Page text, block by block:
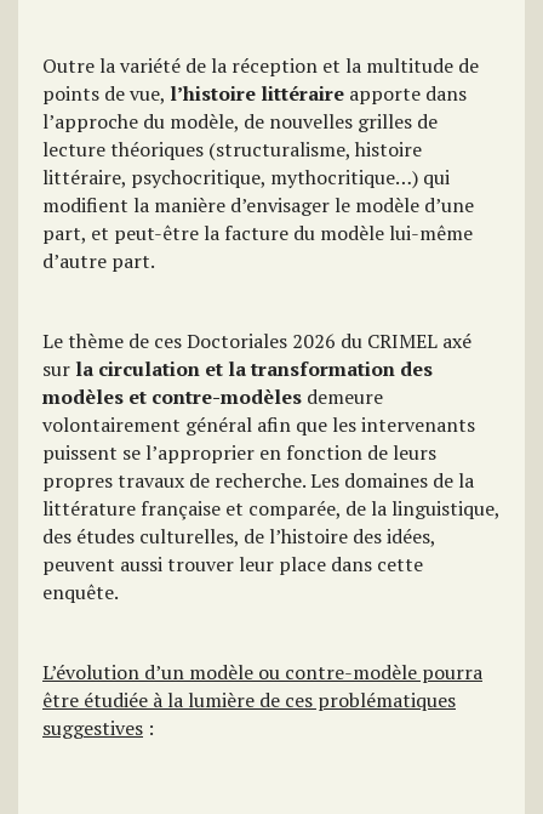
Outre la variété de la réception et la multitude de
points de vue, l’histoire littéraire apporte dans
l’approche du modèle, de nouvelles grilles de
lecture théoriques (structuralisme, histoire
littéraire, psychocritique, mythocritique…) qui
modifient la manière d’envisager le modèle d’une
part, et peut-être la facture du modèle lui-même
d’autre part.
Le thème de ces Doctoriales 2026 du CRIMEL axé
sur la circulation et la transformation des
modèles et contre-modèles demeure
volontairement général afin que les intervenants
puissent se l’approprier en fonction de leurs
propres travaux de recherche. Les domaines de la
littérature française et comparée, de la linguistique,
des études culturelles, de l’histoire des idées,
peuvent aussi trouver leur place dans cette
enquête.
L’évolution d’un modèle ou contre-modèle pourra
être étudiée à la lumière de ces problématiques
suggestives :